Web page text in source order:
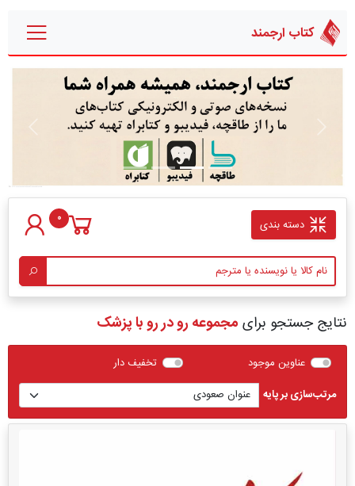
کتاب ارجمند
بعدی
دسته بندی 0
نتایج جستجو برای مجموعه رو در رو با پزشک
عناوین موجود
تخفیف دار
مرتب‌سازی بر پایه